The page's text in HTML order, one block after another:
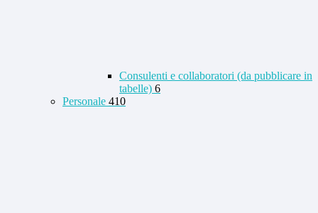
Consulenti e collaboratori (da pubblicare in
tabelle) 6
Personale 410